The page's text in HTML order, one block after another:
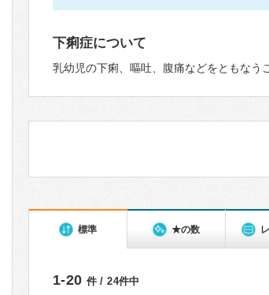
下痢症について
乳幼児の下痢、嘔吐、腹痛などをともなう
標準 ★の数
1-20 件 / 24件中